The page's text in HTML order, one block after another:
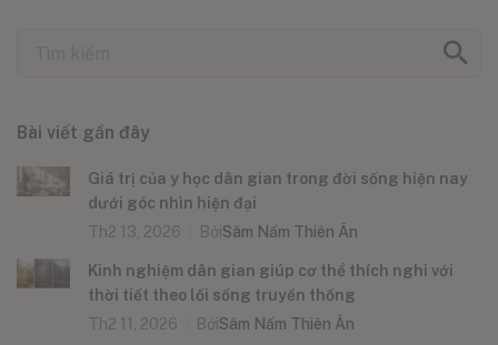
Bài viết gần đây
Giá trị của y học dân gian trong đời sống hiện nay
dưới góc nhìn hiện đại
Th2 13, 2026
BởiSâm Nấm Thiên Ân
Kinh nghiệm dân gian giúp cơ thể thích nghi với
thời tiết theo lối sống truyền thống
Th2 11, 2026
BởiSâm Nấm Thiên Ân